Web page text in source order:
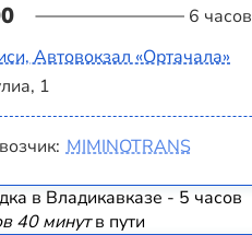
6 часов
Автовокзал «Ортачала»
1
MIMINOTRANS
в Владикавказе - 5 часов
40 минутв пути